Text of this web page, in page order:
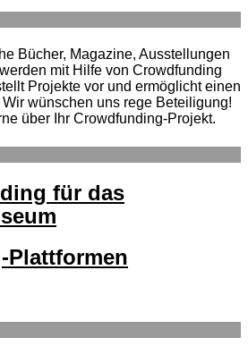
Bücher, Magazine, Ausstellungen
mit Hilfe von Crowdfunding
Projekte vor und ermöglicht einen
wünschen uns rege Beteiligung!
über Ihr Crowdfunding-Projekt.
für das
Plattformen